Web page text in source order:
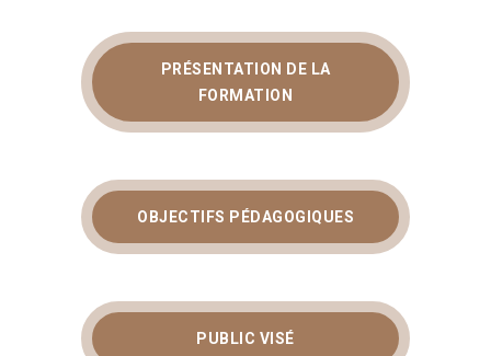
PRÉSENTATION DE LA
FORMATION
OBJECTIFS PÉDAGOGIQUES
PUBLIC VISÉ